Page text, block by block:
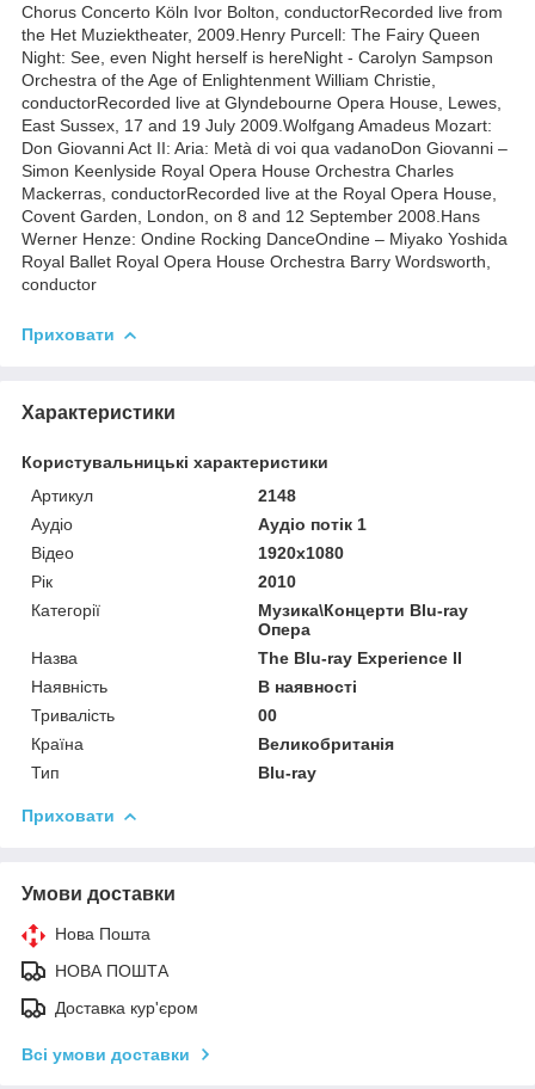
Chorus Concerto Köln Ivor Bolton, conductorRecorded live from
the Het Muziektheater, 2009.Henry Purcell: The Fairy Queen
Night: See, even Night herself is hereNight - Carolyn Sampson
Orchestra of the Age of Enlightenment William Christie,
conductorRecorded live at Glyndebourne Opera House, Lewes,
East Sussex, 17 and 19 July 2009.Wolfgang Amadeus Mozart:
Don Giovanni Act II: Aria: Metà di voi qua vadanoDon Giovanni –
Simon Keenlyside Royal Opera House Orchestra Charles
Mackerras, conductorRecorded live at the Royal Opera House,
Covent Garden, London, on 8 and 12 September 2008.Hans
Werner Henze: Ondine Rocking DanceOndine – Miyako Yoshida
Royal Ballet Royal Opera House Orchestra Barry Wordsworth,
conductor
Приховати
Характеристики
Користувальницькі характеристики
Артикул
2148
Аудіо
Аудіо потік 1
Відео
1920x1080
Рік
2010
Категорії
Музика\Концерти Blu-ray
Опера
Назва
The Blu-ray Experience II
Наявність
В наявності
Тривалість
00
Країна
Великобританія
Тип
Blu-ray
Приховати
Умови доставки
Нова Пошта
НОВА ПОШТА
Доставка кур'єром
Всі умови доставки